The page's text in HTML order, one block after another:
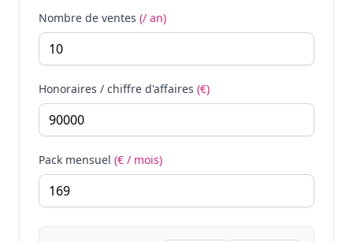
Nombre de ventes (/ an)
Honoraires / chiffre d'affaires (€)
Pack mensuel (€ / mois)